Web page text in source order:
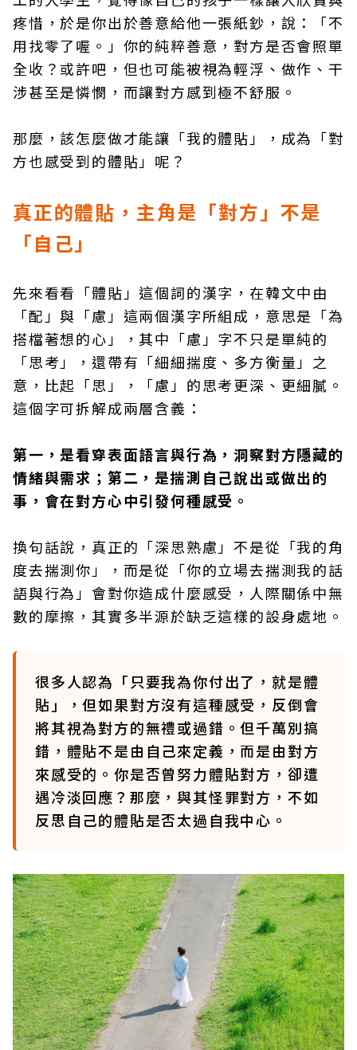
疼惜，於是你出於善意給他一張紙鈔，說：「不
用找零了喔。」你的純粹善意，對方是否會照單
全收？或許吧，但也可能被視為輕浮、做作、干
涉甚至是憐憫，而讓對方感到極不舒服。
那麼，該怎麼做才能讓「我的體貼」，成為「對
方也感受到的體貼」呢？
真正的體貼，主角是「對方」不是
「自己」
先來看看「體貼」這個詞的漢字，在韓文中由
「配」與「慮」這兩個漢字所組成，意思是「為
搭檔著想的心」，其中「慮」字不只是單純的
「思考」，還帶有「細細揣度、多方衡量」之
意，比起「思」，「慮」的思考更深、更細膩。
這個字可拆解成兩層含義：
第一，是看穿表面語言與行為，洞察對方隱藏的
情緒與需求；第二，是揣測自己說出或做出的
事，會在對方心中引發何種感受。
換句話說，真正的「深思熟慮」不是從「我的角
度去揣測你」，而是從「你的立場去揣測我的話
語與行為」會對你造成什麼感受，人際關係中無
數的摩擦，其實多半源於缺乏這樣的設身處地。
很多人認為「只要我為你付出了，就是體
貼」，但如果對方沒有這種感受，反倒會
將其視為對方的無禮或過錯。但千萬別搞
錯，體貼不是由自己來定義，而是由對方
來感受的。你是否曾努力體貼對方，卻遭
遇冷淡回應？那麼，與其怪罪對方，不如
反思自己的體貼是否太過自我中心。